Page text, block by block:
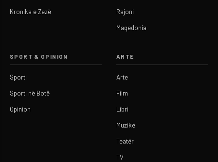
Kronika e Zezë Rajoni
Maqedonia
SPORT & OPINION
Sporti
Sporti në Botë
Opinion
ARTE
Arte
Film
Libri
Muzikë
Teatër
TV